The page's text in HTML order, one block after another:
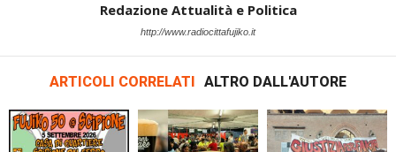
Redazione Attualità e Politica
http://www.radiocittafujiko.it
ARTICOLI CORRELATI ALTRO DALL'AUTORE